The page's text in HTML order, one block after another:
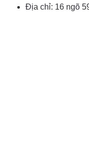
Địa chỉ: 16 ngõ